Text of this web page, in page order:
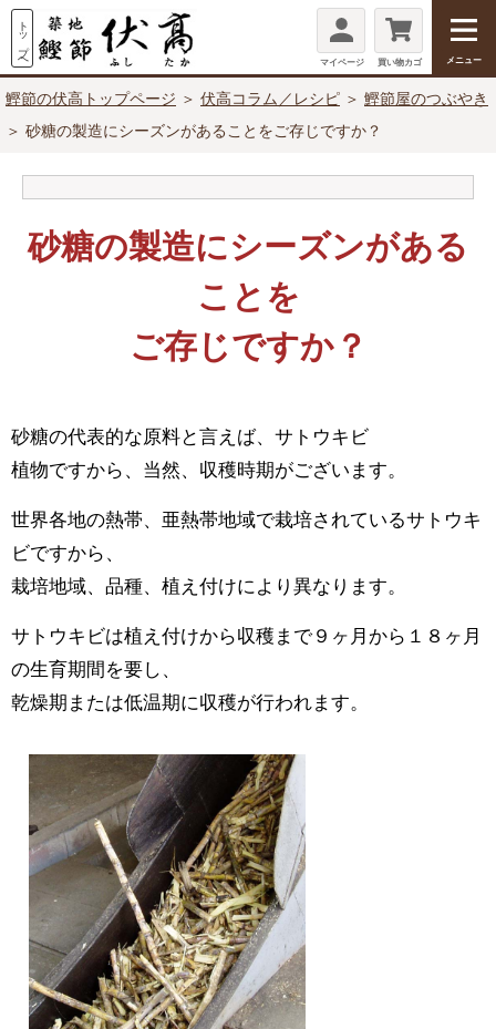
マイページ 買い物カゴ メニュー
鰹節の伏高トップページ ＞ 伏高コラム／レシピ ＞ 鰹節屋のつぶやき
＞ 砂糖の製造にシーズンがあることをご存じですか？
砂糖の製造にシーズンがある
ことを
ご存じですか？
砂糖の代表的な原料と言えば、サトウキビ
植物ですから、当然、収穫時期がございます。
世界各地の熱帯、亜熱帯地域で栽培されているサトウキ
ビですから、
栽培地域、品種、植え付けにより異なります。
サトウキビは植え付けから収穫まで９ヶ月から１８ヶ月
の生育期間を要し、
乾燥期または低温期に収穫が行われます。